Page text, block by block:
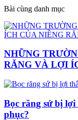
Bài cùng danh mục
NHỮNG
RĂNG VÀ LỢI
Bọc răng sứ bị
phục?